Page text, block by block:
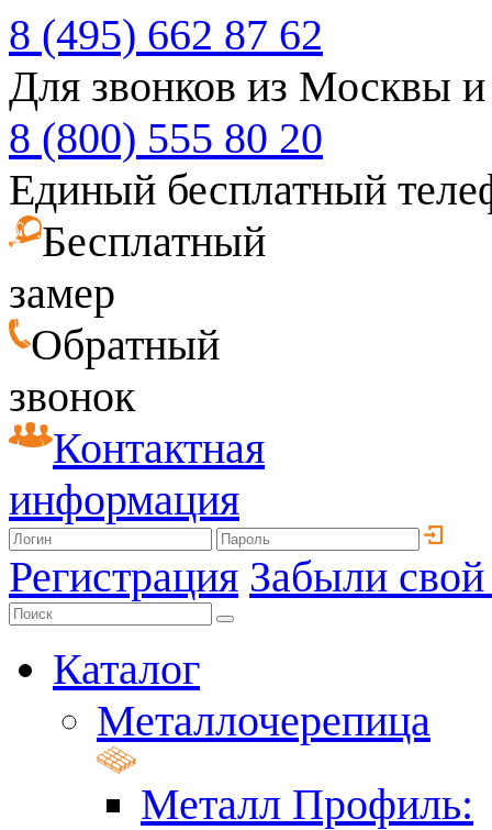
8 (495) 662 87 62
Для звонков из Москвы
8 (800) 555 80 20
Единый бесплатный
Бесплатный
замер
Обратный
звонок
Контактная
информация
Регистрация Забыли
Каталог
Металлочерепица
Металл Профиль: